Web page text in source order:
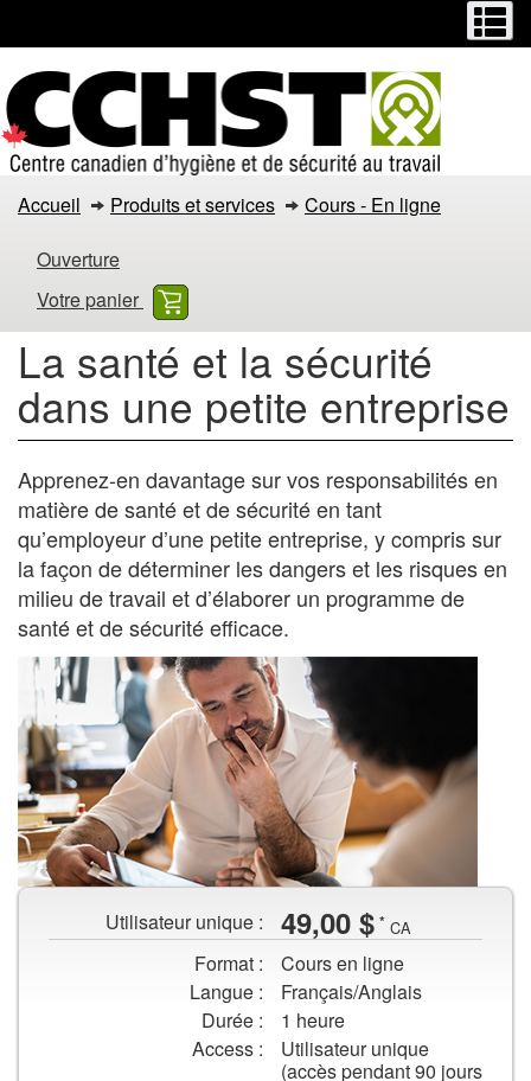
contenu
principal
la
version
HTML
simplifiée
La
santé
la
sécurité
dans
une
petite
entreprise
Accueil Produits et services
Cours - En ligne
Ouverture
Votre panier
La santé et la sécurité
dans une petite entreprise
Apprenez-en davantage sur vos responsabilités en
matière de santé et de sécurité en tant
qu’employeur d’une petite entreprise, y compris sur
la façon de déterminer les dangers et les risques en
milieu de travail et d’élaborer un programme de
santé et de sécurité efficace.
Deux
travailleursUtilisateur unique : 49,00 $ * CA
Format :
Cours en ligne
Langue :
Français/Anglais
Durée :
1 heure
Access :
Utilisateur unique
(accès pendant 90 jours